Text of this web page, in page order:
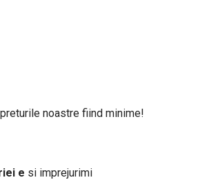
noastre fiind minime!
e si imprejurimi